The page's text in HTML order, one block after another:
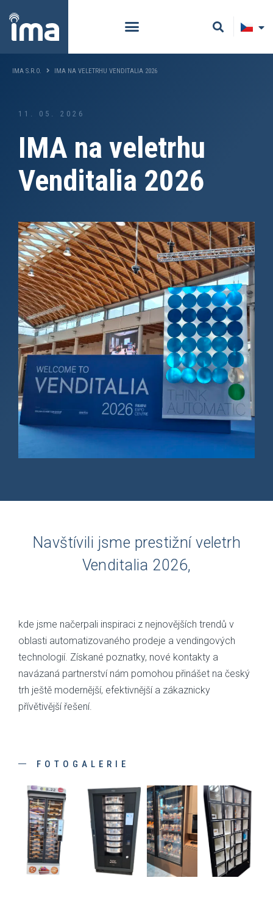
IMA S.R.O. IMA NA VELETRHU VENDITALIA 2026
11. 05. 2026
IMA na veletrhu
Venditalia 2026
Navštívili jsme prestižní veletrh
Venditalia 2026,
kde jsme načerpali inspiraci z nejnovějších trendů v
oblasti automatizovaného prodeje a vendingových
technologií. Získané poznatky, nové kontakty a
navázaná partnerství nám pomohou přinášet na český
trh ještě modernější, efektivnější a zákaznicky
přívětivější řešení.
FOTOGALERIE